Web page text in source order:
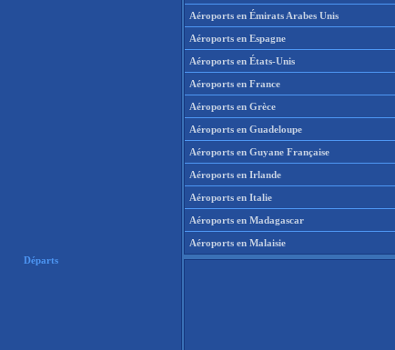
Départs
Aéroports en Émirats Arabes Unis
Aéroports en Espagne
Aéroports en États-Unis
Aéroports en France
Aéroports en Grèce
Aéroports en Guadeloupe
Aéroports en Guyane Française
Aéroports en Irlande
Aéroports en Italie
Aéroports en Madagascar
Aéroports en Malaisie